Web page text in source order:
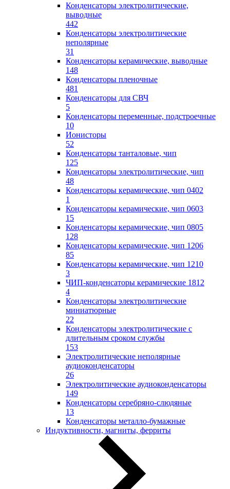
Конденсаторы электролитические,
выводные
442
Конденсаторы электролитические
неполярные
31
Конденсаторы керамические, выводные
148
Конденсаторы пленочные
481
Конденсаторы для СВЧ
5
Конденсаторы переменные, подстроечные
10
Ионисторы
52
Конденсаторы танталовые, чип
125
Конденсаторы электролитические, чип
48
Конденсаторы керамические, чип 0402
1
Конденсаторы керамические, чип 0603
15
Конденсаторы керамические, чип 0805
128
Конденсаторы керамические, чип 1206
85
Конденсаторы керамические, чип 1210
3
ЧИП-конденсаторы керамические 1812
4
Конденсаторы электролитические
миниатюрные
22
Конденсаторы электролитические с
длительным сроком службы
153
Электролитические неполярные
аудиоконденсаторы
26
Электролитические аудиоконденсаторы
149
Конденсаторы серебряно-слюдяные
13
Конденсаторы металло-бумажные
Индуктивности, магниты, ферриты